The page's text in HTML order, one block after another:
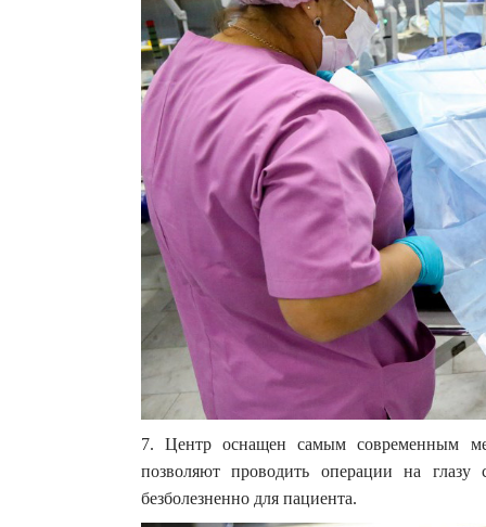
7. Центр оснащен самым современным
позволяют проводить операции на
безболезненно для пациента.